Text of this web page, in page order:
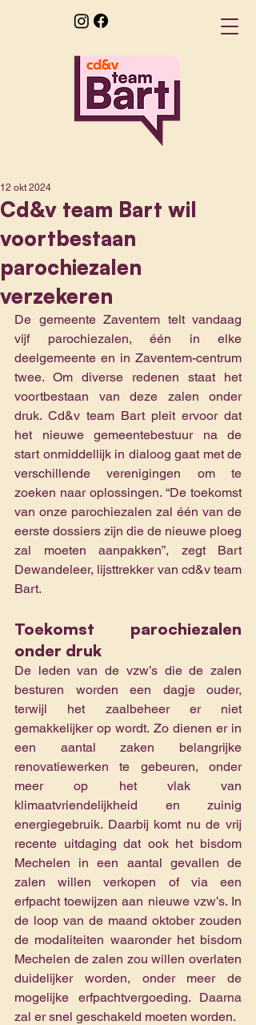
Cd&v team Bart wil
voortbestaan
parochiezalen
verzekeren
12 okt 2024
De gemeente Zaventem telt vandaag
vijf parochiezalen, één in elke
deelgemeente en in Zaventem-centrum
twee. Om diverse redenen staat het
voortbestaan van deze zalen onder
druk. Cd&v team Bart pleit ervoor dat
het nieuwe gemeentebestuur na de
start onmiddellijk in dialoog gaat met de
verschillende verenigingen om te
zoeken naar oplossingen. “De toekomst
van onze parochiezalen zal één van de
eerste dossiers zijn die de nieuwe ploeg
zal moeten aanpakken”, zegt Bart
Dewandeleer, lijsttrekker van cd&v team
Bart.
Toekomst parochiezalen
onder druk
De leden van de vzw’s die de zalen
besturen worden een dagje ouder,
terwijl het zaalbeheer er niet
gemakkelijker op wordt. Zo dienen er in
een aantal zaken belangrijke
renovatiewerken te gebeuren, onder
meer op het vlak van
klimaatvriendelijkheid en zuinig
energiegebruik. Daarbij komt nu de vrij
recente uitdaging dat ook het bisdom
Mechelen in een aantal gevallen de
zalen willen verkopen of via een
erfpacht toewijzen aan nieuwe vzw’s. In
de loop van de maand oktober zouden
de modaliteiten waaronder het bisdom
Mechelen de zalen zou willen overlaten
duidelijker worden, onder meer de
mogelijke erfpachtvergoeding. Daarna
zal er snel geschakeld moeten worden.